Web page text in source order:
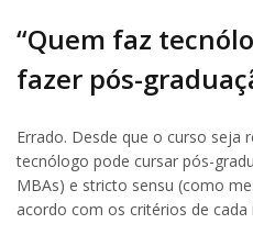
“Quem faz
fazer pós-
Errado. Desde que o curso seja
tecnólogo pode cursar pós-
MBAs) e stricto sensu (como
acordo com os critérios de cada